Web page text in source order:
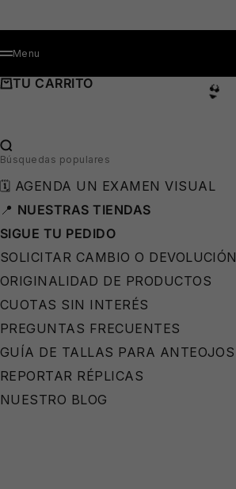
MENÚ
Menu
TU CARRITO
BUSCAR…
Búsquedas populares
🗓️ AGENDA UN EXAMEN VISUAL
📍 NUESTRAS TIENDAS
SIGUE TU PEDIDO
SOLICITAR CAMBIO O DEVOLUCIÓN
ORIGINALIDAD DE PRODUCTOS
CUOTAS SIN INTERÉS
PREGUNTAS FRECUENTES
GUÍA DE TALLAS PARA ANTEOJOS
REPORTAR RÉPLICAS
NUESTRO BLOG
👙